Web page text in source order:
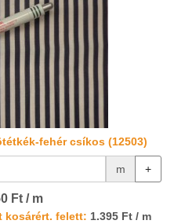
fehér csíkos (12503)
m +
Ft / m
kosárért. felett: 1.395 Ft / m